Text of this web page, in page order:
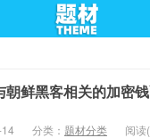
朝鲜黑客相关的加密
分类： 题材分类 阅读